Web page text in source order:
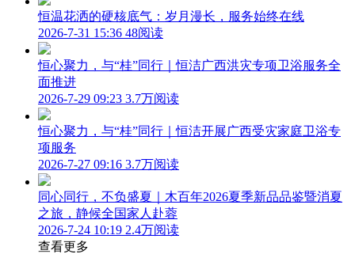
恒温花洒的硬核底气：岁月漫长，服务始终在线
2026-7-31 15:36 48阅读
恒心聚力，与“桂”同行｜恒洁广西洪灾专项卫浴服务全
面推进
2026-7-29 09:23 3.7万阅读
恒心聚力，与“桂”同行｜恒洁开展广西受灾家庭卫浴专
项服务
2026-7-27 09:16 3.7万阅读
同心同行，不负盛夏｜木百年2026夏季新品品鉴暨消夏
之旅，静候全国家人赴蓉
2026-7-24 10:19 2.4万阅读
查看更多